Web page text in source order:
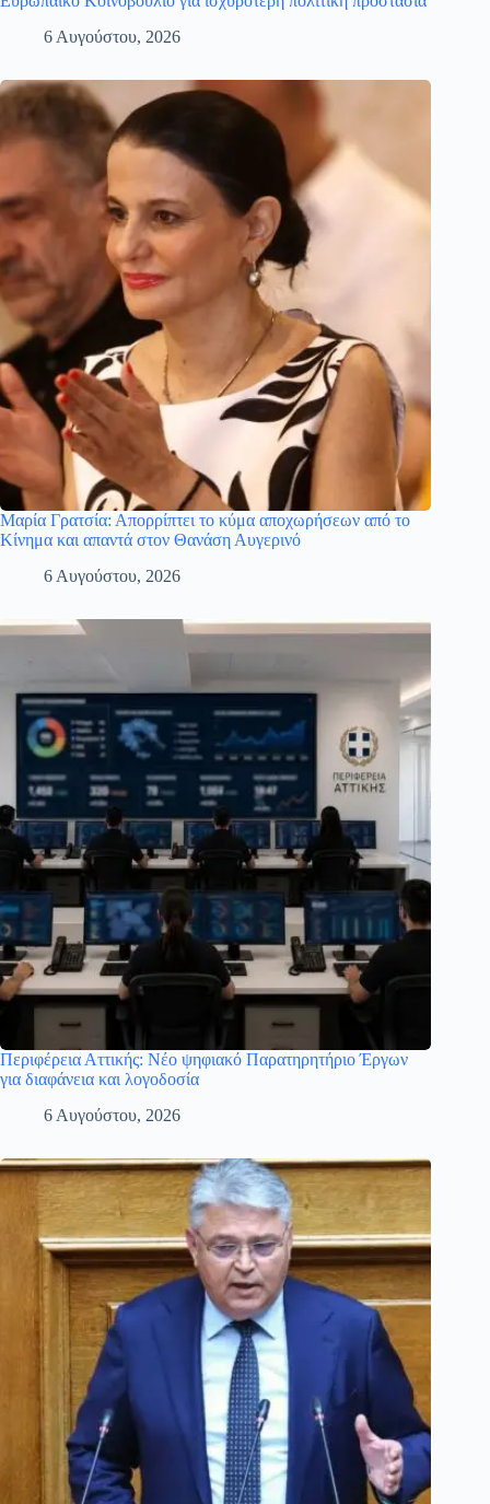
6 Αυγούστου, 2026
Μαρία Γρατσία: Απορρίπτει το κύμα αποχωρήσεων από το
Κίνημα και απαντά στον Θανάση Αυγερινό
6 Αυγούστου, 2026
Περιφέρεια Αττικής: Νέο ψηφιακό Παρατηρητήριο Έργων
για διαφάνεια και λογοδοσία
6 Αυγούστου, 2026